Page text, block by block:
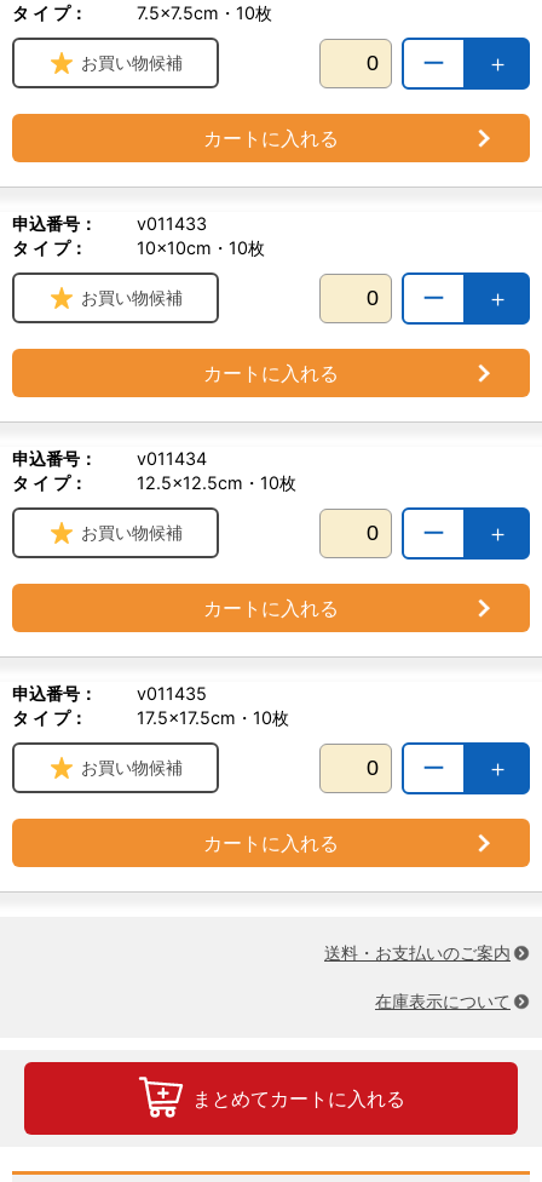
タ イ プ：
7.5×7.5cm・10枚
＋
ー
お買い物候補
カートに入れる
申込番号：
v011433
タ イ プ：
10×10cm・10枚
＋
ー
お買い物候補
カートに入れる
申込番号：
v011434
タ イ プ：
12.5×12.5cm・10枚
＋
ー
お買い物候補
カートに入れる
申込番号：
v011435
タ イ プ：
17.5×17.5cm・10枚
＋
ー
お買い物候補
カートに入れる
送料・お支払いのご案内
在庫表示について
まとめてカートに入れる